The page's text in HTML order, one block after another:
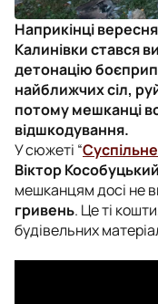
Наприкінці
Калинівки стався
детонацію
найближчих сіл,
потому мешканці
відшкодування.
У сюжеті “
Віктор Кособуцький
мешканцям досі не
гривень. Це ті
будівельних